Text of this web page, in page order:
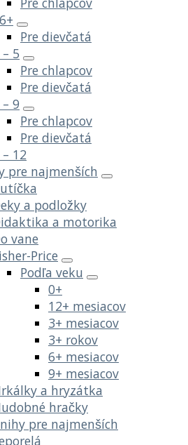
Pre dievčatá
5
Pre chlapcov
Pre dievčatá
9
Pre chlapcov
Pre dievčatá
12
pre najmenších
a podložky
a motorika
vane
Price
Podľa veku
0+
12+ mesiacov
3+ mesiacov
3+ rokov
6+ mesiacov
9+ mesiacov
a hryzátka
hračky
pre najmenších